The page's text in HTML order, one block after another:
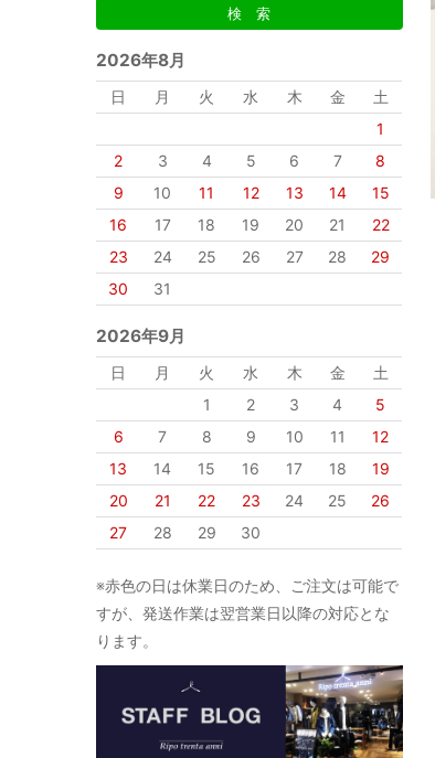
2026年8月
日 月 火 水 木 金
土
1
2
3 4 5 6 7
8
9
10 11 12 13 14
15
16
17 18 19 20 21
22
23
24 25 26 27 28
29
30
31
2026年9月
日 月 火 水 木 金
土
1
2 3 4
5
6
7 8 9 10 11
12
13
14 15 16 17 18
19
20
21 22 23 24 25
26
27
28 29 30
※赤色の日は休業日のため、ご注文は可能で
すが、発送作業は翌営業日以降の対応とな
ります。